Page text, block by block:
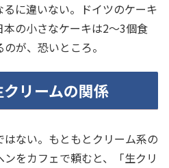
に違いない。ドイツのケーキ
の小さなケーキは2〜3個食
が、恐いところ。
リームの関係
ない。もともとクリーム系の
をカフェで頼むと、「生クリ